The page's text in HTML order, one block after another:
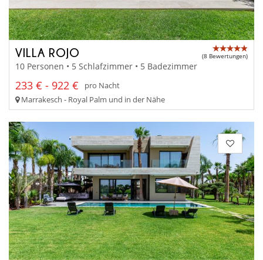
VILLA ROJO (8 Bewertungen)
10 Personen • 5 Schlafzimmer • 5 Badezimmer
233 € - 922 €
pro Nacht
Marrakesch - Royal Palm und in der Nähe